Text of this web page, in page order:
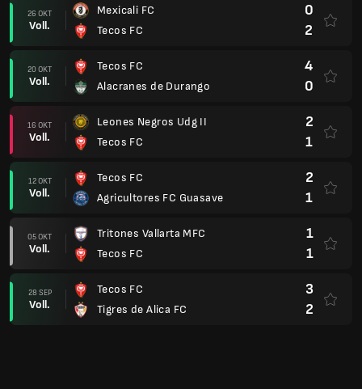
26 OKT
Voll.
Mexicali FC
Tecos FC
0
2
20 OKT
Voll.
Tecos FC
Alacranes de Durango
4
0
16 OKT
Voll.
Leones Negros Udg II
Tecos FC
2
1
12 OKT
Voll.
Tecos FC
Agricultores FC Guasave
2
1
05 OKT
Voll.
Tritones Vallarta MFC
Tecos FC
1
1
28 SEP
Voll.
Tecos FC
Tigres de Alica FC
3
2